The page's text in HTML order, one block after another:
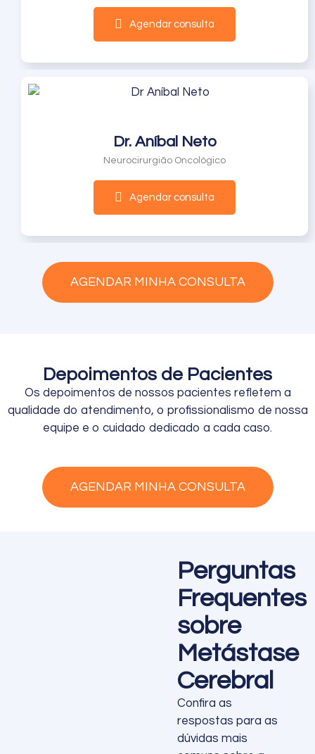
Agendar consulta
Dr. Aníbal Neto
Neurocirurgião Oncológico
Agendar consulta
AGENDAR MINHA CONSULTA
Depoimentos de Pacientes
Os depoimentos de nossos pacientes refletem a
qualidade do atendimento, o profissionalismo de nossa
equipe e o cuidado dedicado a cada caso.
AGENDAR MINHA CONSULTA
Perguntas
Frequentes
sobre
Metástase
Cerebral
Confira as
respostas para as
dúvidas mais